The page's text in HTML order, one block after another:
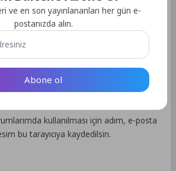
kullanılması için adım, e-posta
bu tarayıcıya kaydedilsin.
ve en son yayınlananları her gün e-
postanızda alın.
Abone ol